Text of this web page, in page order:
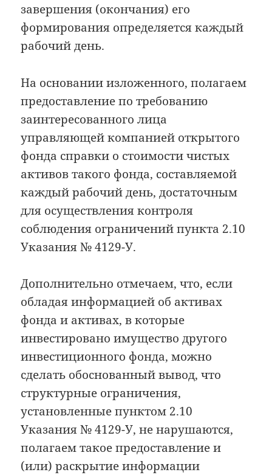
завершения (окончания) его
формирования определяется каждый
рабочий день.
На основании изложенного, полагаем
предоставление по требованию
заинтересованного лица
управляющей компанией открытого
фонда справки о стоимости чистых
активов такого фонда, составляемой
каждый рабочий день, достаточным
для осуществления контроля
соблюдения ограничений пункта 2.10
Указания № 4129-У.
Дополнительно отмечаем, что, если
обладая информацией об активах
фонда и активах, в которые
инвестировано имущество другого
инвестиционного фонда, можно
сделать обоснованный вывод, что
структурные ограничения,
установленные пунктом 2.10
Указания № 4129-У, не нарушаются,
полагаем такое предоставление и
(или) раскрытие информации